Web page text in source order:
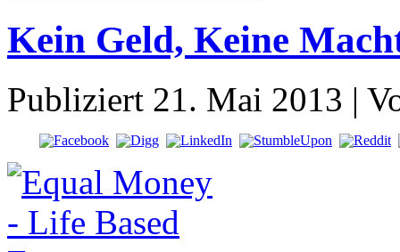
Kein Geld, Keine
Publiziert 21. Mai 2013 |